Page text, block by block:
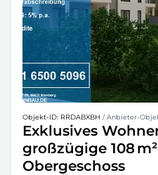
Objekt-ID: RRDABXBH / Anbieter-
Exklusives
großzügige 108
Obergeschoss